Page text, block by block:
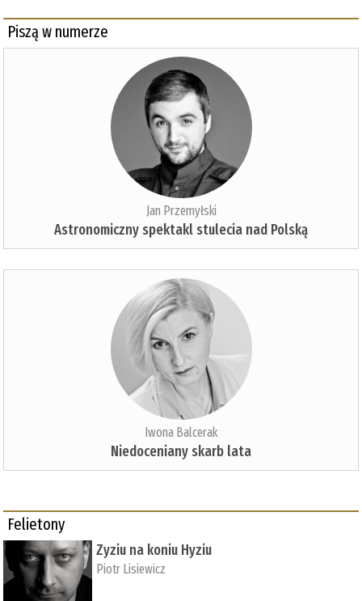
Piszą w numerze
Jan Przemyłski
Astronomiczny spektakl stulecia nad Polską
Iwona Balcerak
Niedoceniany skarb lata
Felietony
Zyziu na koniu Hyziu
Piotr Lisiewicz